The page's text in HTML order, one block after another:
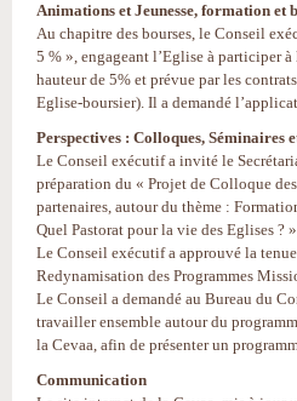
Animations et Jeunesse, formation et
Au chapitre des bourses, le Conseil
5 % », engageant l’Eglise à participer
hauteur de 5% et prévue par les
Eglise-boursier). Il a demandé
Perspectives : Colloques, Séminaires
Le Conseil exécutif a invité le
préparation du « Projet de Colloque
partenaires, autour du thème :
Quel Pastorat pour la vie des Eglises ?
Le Conseil exécutif a approuvé la
Redynamisation des Programmes
Le Conseil a demandé au Bureau du
travailler ensemble autour du
la Cevaa, afin de présenter un
Communication